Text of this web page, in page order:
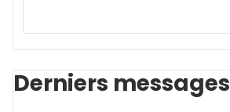
Derniers messages